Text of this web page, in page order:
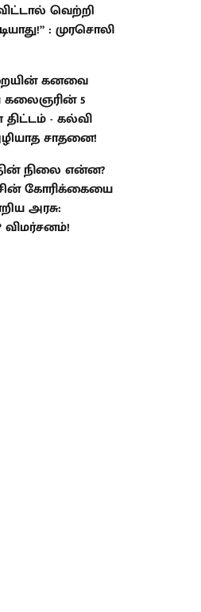
வெற்றி
: முரசொலி
கனவை
கலைஞரின் 5
- கல்வி
சாதனை!
நிலை என்ன?
கோரிக்கையை
அரசு:
விமர்சனம்!